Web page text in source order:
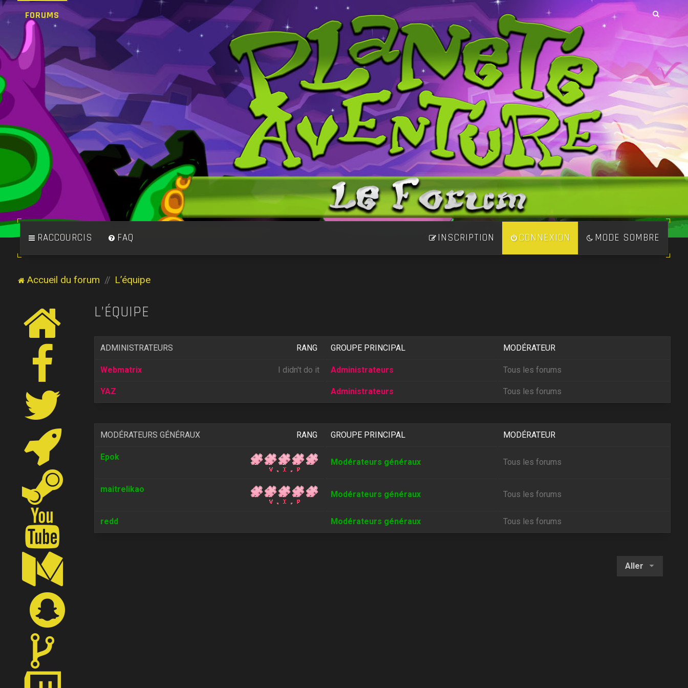
FORUMS
RACCOURCIS MODE SOMBRE
FAQ CONNEXION
INSCRIPTION
Accueil du forum L’équipe
L’ÉQUIPE
RANG
ADMINISTRATEURS GROUPE PRINCIPAL MODÉRATEUR
I didn't do it
Webmatrix Administrateurs Tous les forums
YAZ Administrateurs Tous les forums
RANG
MODÉRATEURS GÉNÉRAUX GROUPE PRINCIPAL MODÉRATEUR
Epok
Modérateurs généraux Tous les forums
maitrelikao
Modérateurs généraux Tous les forums
redd Modérateurs généraux Tous les forums
Aller